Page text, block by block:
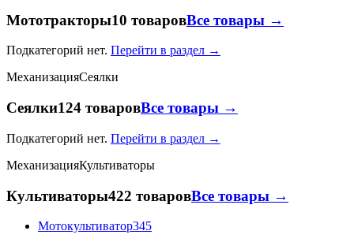
Мототракторы10 товаровВсе товары →
Подкатегорий нет. Перейти в раздел →
МеханизацияСеялки
Сеялки124 товаровВсе товары →
Подкатегорий нет. Перейти в раздел →
МеханизацияКультиваторы
Культиваторы422 товаровВсе товары →
Мотокультиватор345